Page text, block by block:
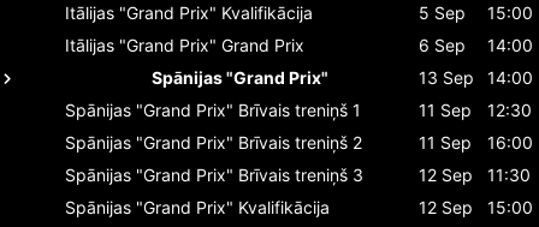
Itālijas "Grand Prix" Kvalifikācija 5 Sep
15:00
Itālijas "Grand Prix" Grand Prix 6 Sep
14:00
Spānijas "Grand Prix"
13 Sep
14:00
Spānijas "Grand Prix" Brīvais treniņš 1 11 Sep
12:30
Spānijas "Grand Prix" Brīvais treniņš 2 11 Sep
16:00
Spānijas "Grand Prix" Brīvais treniņš 3 12 Sep
11:30
Spānijas "Grand Prix" Kvalifikācija 12 Sep
15:00